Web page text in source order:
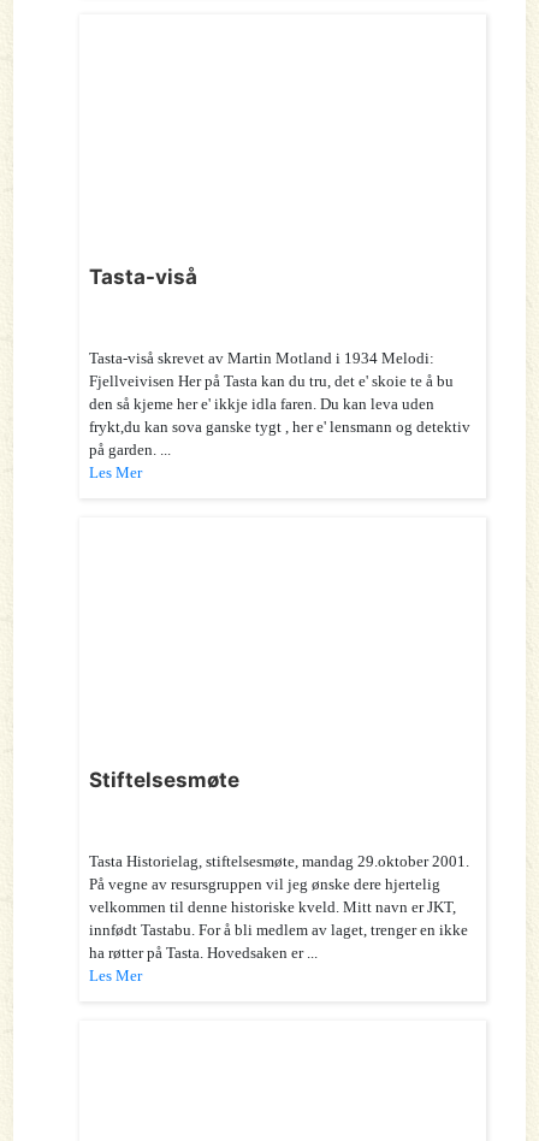
Tasta-viså
Tasta-viså skrevet av Martin Motland i 1934 Melodi:
Fjellveivisen Her på Tasta kan du tru, det e' skoie te å bu
den så kjeme her e' ikkje idla faren. Du kan leva uden
frykt,du kan sova ganske tygt , her e' lensmann og detektiv
på garden. ...
Les Mer
Stiftelsesmøte
Tasta Historielag, stiftelsesmøte, mandag 29.oktober 2001.
På vegne av resursgruppen vil jeg ønske dere hjertelig
velkommen til denne historiske kveld. Mitt navn er JKT,
innfødt Tastabu. For å bli medlem av laget, trenger en ikke
ha røtter på Tasta. Hovedsaken er ...
Les Mer